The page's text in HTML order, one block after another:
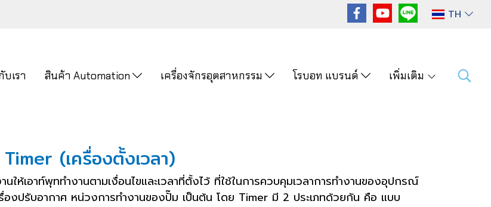
TH
บเรา สินค้า Automation เครื่องจักรอุตสาหกรรม โรบอท แบรนด์ เพิ่มเติม
Timer (เครื่องตั้งเวลา)
ห้เอาท์พุททำงานตามเงื่อนไขและเวลาที่ตั้งไว้ ที่ใช้ในการควบคุมเวลาการทำงานของอุปกรณ์
รื่องปรับอากาศ หน่วงการทำงานของปั๊ม เป็นต้น โดย Timer มี 2 ประเภทด้วยกัน คือ แบบ